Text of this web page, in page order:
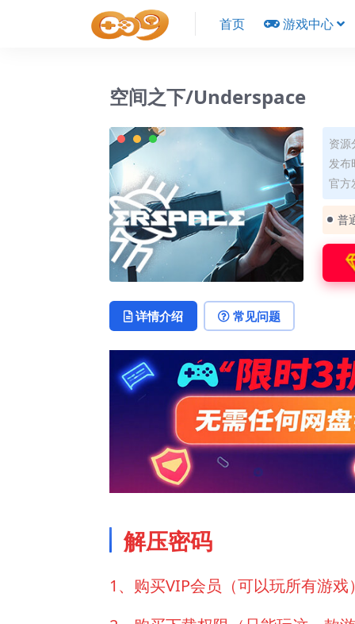
首页 游戏中心
空间之下/Underspace
资
发布
官方
普
详情介绍 常见问题
解压密码
1、购买VIP会员（可以玩所有游